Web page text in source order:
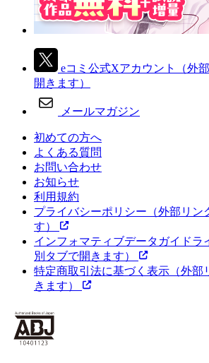
eコミ公式Xアカウント
（外
開きます）
メールマガジン
初めての方へ
よくある質問
お問い合わせ
お知らせ
利用規約
プライバシーポリシー （外部リ
す）
インフォマティブデータガイドラ
別タブで開きます）
特定商取引法に基づく表示 （外
きます）